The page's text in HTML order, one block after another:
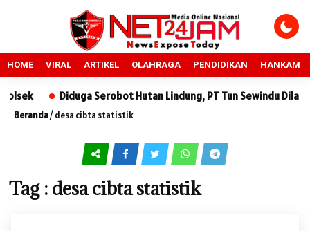
HOME VIRAL ARTIKEL OLAHRAGA PENDIDIKAN HANKAM
Diduga Serobot Hutan Lindung, PT Tun Sewindu
Beranda/desa cibta statistik
Tag : desa cibta statistik